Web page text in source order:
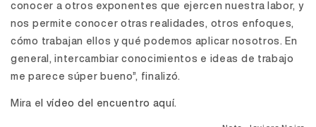
conocer a otros exponentes que ejercen nuestra labor, y
nos permite conocer otras realidades, otros enfoques,
cómo trabajan ellos y qué podemos aplicar nosotros. En
general, intercambiar conocimientos e ideas de trabajo
me parece súper bueno”, finalizó.
Mira e l vídeo del encuentro aquí.